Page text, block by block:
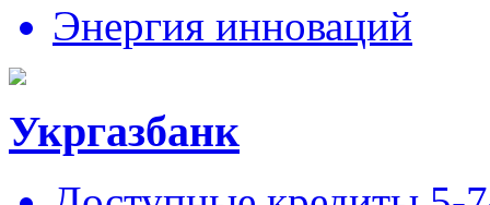
Энергия инноваций
Укргазбанк